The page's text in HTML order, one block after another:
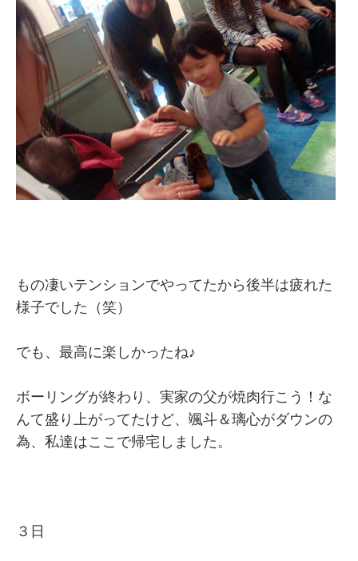
もの凄いテンションでやってたから後半は疲れた
様子でした（笑）
でも、最高に楽しかったね♪
ボーリングが終わり、実家の父が焼肉行こう！な
んて盛り上がってたけど、颯斗＆璃心がダウンの
為、私達はここで帰宅しました。
３日